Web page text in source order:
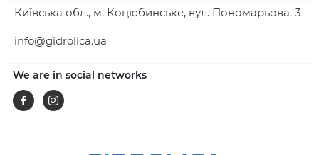
Київська обл., м. Коцюбинське, вул. Пономарьова, 3
info@gidrolica.ua
We are in social networks
FacebookInstagram